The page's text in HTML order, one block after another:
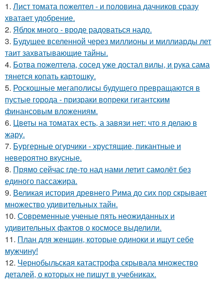
1. Лист томата пожелтел - и половина дачников сразу
хватает удобрение.
2. Яблок много - вроде радоваться надо.
3. Будущее вселенной через миллионы и миллиарды лет
таит захватывающие тайны.
4. Ботва пожелтела, сосед уже достал вилы, и рука сама
тянется копать картошку.
5. Роскошные мегаполисы будущего превращаются в
пустые города - призраки вопреки гигантским
финансовым вложениям.
6. Цветы на томатах есть, а завязи нет: что я делаю в
жару.
7. Бургерные огурчики - хрустящие, пикантные и
невероятно вкусные.
8. Прямо сейчас где-то над нами летит самолёт без
единого пассажира.
9. Великая история древнего Рима до сих пор скрывает
множество удивительных тайн.
10. Современные ученые пять неожиданных и
удивительных фактов о космосе выделили.
11. План для женщин, которые одиноки и ищут себе
мужчину!
12. Чернобыльская катастрофа скрывала множество
деталей, о которых не пишут в учебниках.